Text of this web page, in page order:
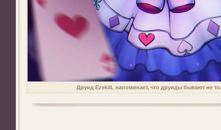
Друид EzekilL напоминает, что друиды бывают не